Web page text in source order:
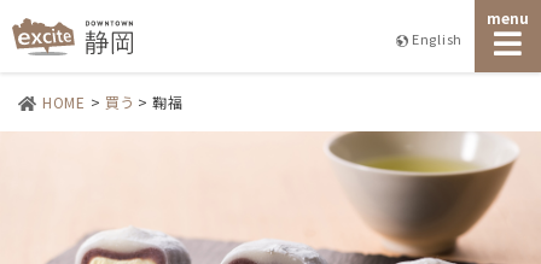
English
menu
HOME > 買う > 鞠福